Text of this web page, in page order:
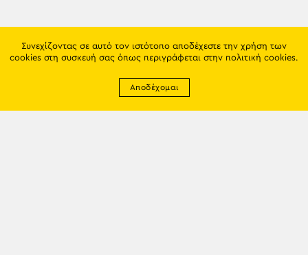
Συνεχίζοντας σε αυτό τον ιστότοπο αποδέχεστε την χρήση των
cookies στη συσκευή σας όπως περιγράφεται στην πολιτική cookies.
Αποδέχομαι